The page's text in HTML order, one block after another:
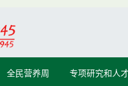
全民营养周 专项研究和人